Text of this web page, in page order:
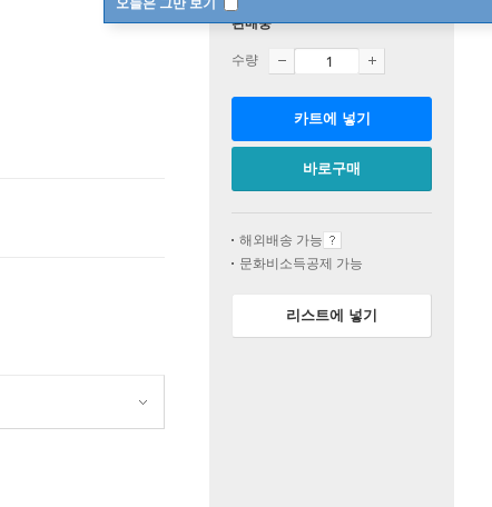
판매중
수량
카트에 넣기
바로구매
해외배송 가능
문화비소득공제 가능
리스트에 넣기